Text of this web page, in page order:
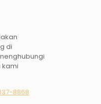
di
kami
8868